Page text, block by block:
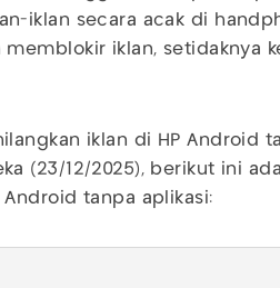
iklan secara acak di
memblokir iklan, setidaknya
iklan di HP Android
(23/12/2025), berikut ini
Android tanpa aplikasi: